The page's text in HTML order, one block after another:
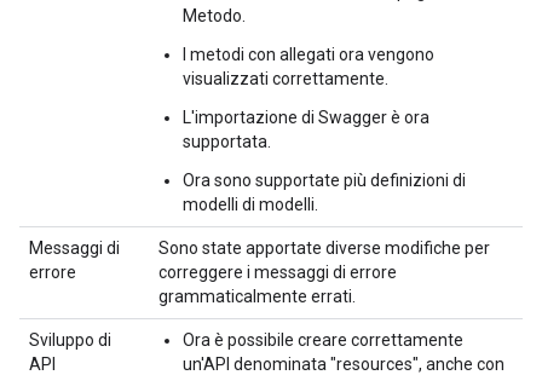
Metodo.
I metodi con allegati ora vengono
visualizzati correttamente.
L'importazione di Swagger è ora
supportata.
Ora sono supportate più definizioni di
modelli di modelli.
Messaggi di
errore
Sono state apportate diverse modifiche per
correggere i messaggi di errore
grammaticalmente errati.
Sviluppo di
API
Ora è possibile creare correttamente
un'API denominata "resources", anche con